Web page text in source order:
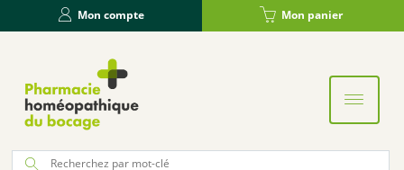
Mon compte Mon panier
Panneau de gestion des cookies